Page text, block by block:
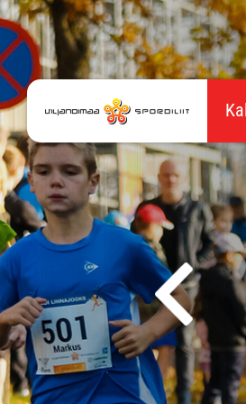
mitmevõistlus
5.kl. kergejõustiku
ja 600 m jooks.